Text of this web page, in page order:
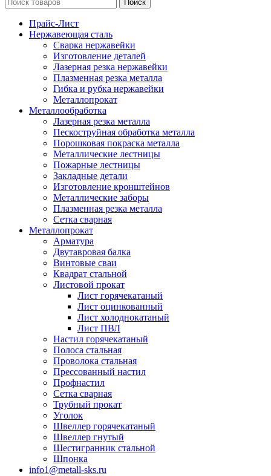
Поиск
Прайс-Лист
Нержавеющая сталь
Сварка нержавейки
Изготовление деталей
Лазерная резка нержавейки
Плазменная резка металла
Гибка и рубка нержавейки
Металлопрокат
Металлообработка
Лазерная резка металла
Пескоструйная обработка металла
Порошковая покраска металла
Металлические лестницы
Пожарные лестницы
Закладные детали
Изготовление кронштейнов
Металлические заборы
Плазменная резка металла
Сетка сварная
Металлопрокат
Арматура
Двутавровая балка
Винтовые сваи
Квадрат стальной
Листовой прокат
Лист горячекатаный
Лист оцинкованный
Лист холоднокатаный
Лист ПВЛ
Настил горячекатаный
Полоса стальная
Проволока стальная
Прессованный настил
Профнастил
Сетка сварная
Трубный прокат
Уголок
Швеллер горячекатаный
Швеллер гнутый
Шестигранник стальной
Шпонка
info1@metall-sks.ru